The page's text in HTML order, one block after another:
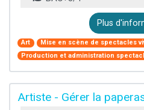
Plus
Art
Mise en scène de spectacles
Production et administration
Artiste - Gérer la